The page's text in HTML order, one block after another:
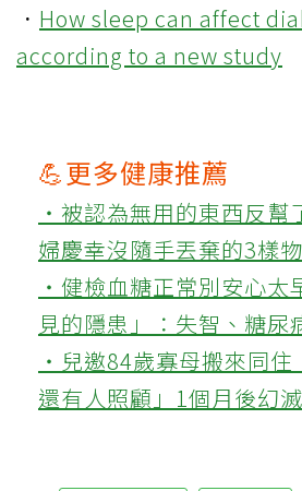
． How sleep can affect
according to a new study
💪更多健康推薦
‧被認為無用的東西反幫
婦慶幸沒隨手丟棄的3樣
‧健檢血糖正常別安心太
見的隱患」：失智、糖尿
‧兒邀84歲寡母搬來同住
還有人照顧」1個月後幻